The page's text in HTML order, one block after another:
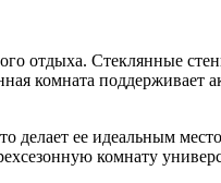
отдыха. Стеклянные
комната
ее идеальным
комнату